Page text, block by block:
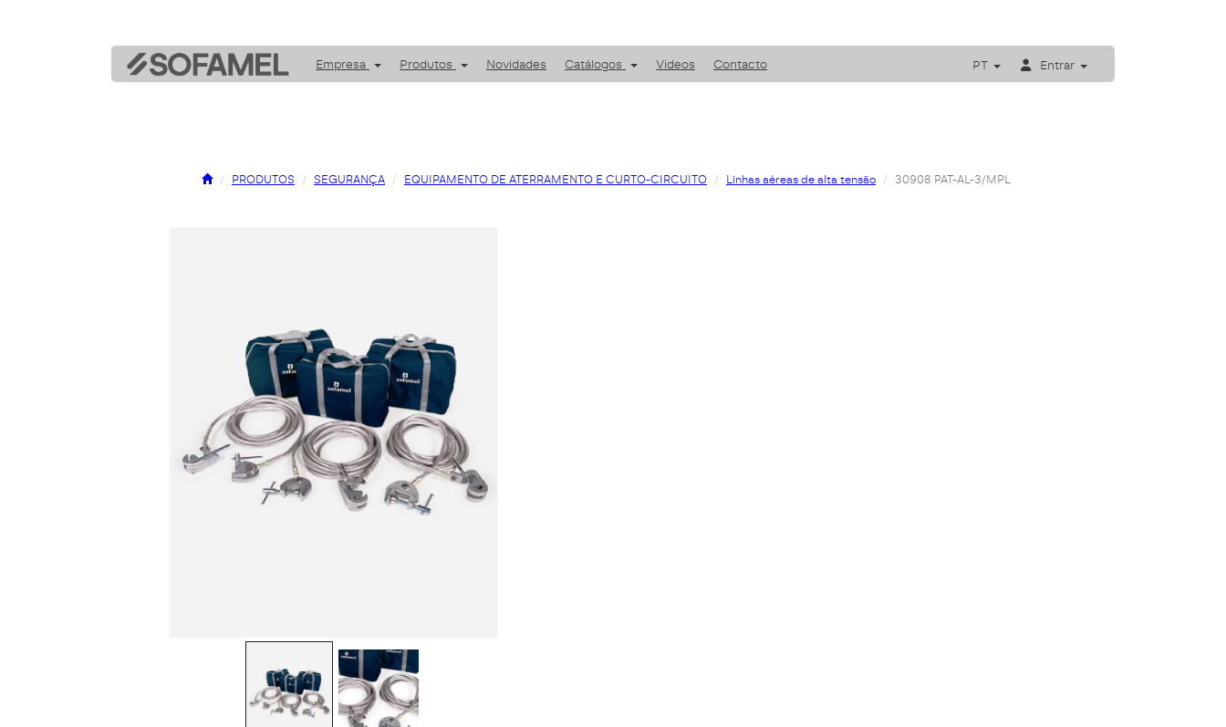
Empresa Produtos Novidades Catálogos Videos Contacto PT Entrar
PRODUTOS SEGURANÇA EQUIPAMENTO DE ATERRAMENTO E CURTO-CIRCUITO Linhas aéreas de alta tensão 30908 PAT-AL-3/MPL